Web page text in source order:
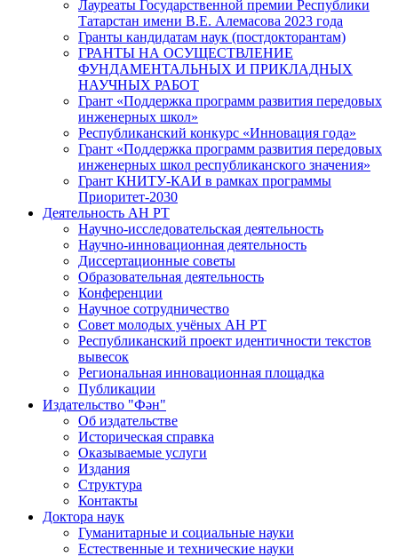
Лауреаты Государственной премии Республики
Татарстан имени В.Е. Алемасова 2023 года
Гранты кандидатам наук (постдокторантам)
ГРАНТЫ НА ОСУЩЕСТВЛЕНИЕ
ФУНДАМЕНТАЛЬНЫХ И ПРИКЛАДНЫХ
НАУЧНЫХ РАБОТ
Грант «Поддержка программ развития передовых
инженерных школ»
Республиканский конкурс «Инновация года»
Грант «Поддержка программ развития передовых
инженерных школ республиканского значения»
Грант КНИТУ-КАИ в рамках программы
Приоритет-2030
Деятельность АН РТ
Научно-исследовательская деятельность
Научно-инновационная деятельность
Диссертационные советы
Образовательная деятельность
Конференции
Научное сотрудничество
Совет молодых учёных АН РТ
Республиканский проект идентичности текстов
вывесок
Региональная инновационная площадка
Публикации
Издательство "Фән"
Об издательстве
Историческая справка
Оказываемые услуги
Издания
Структура
Контакты
Доктора наук
Гуманитарные и социальные науки
Естественные и технические науки